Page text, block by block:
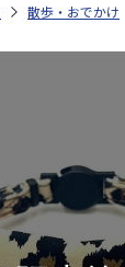
散歩・おでかけ